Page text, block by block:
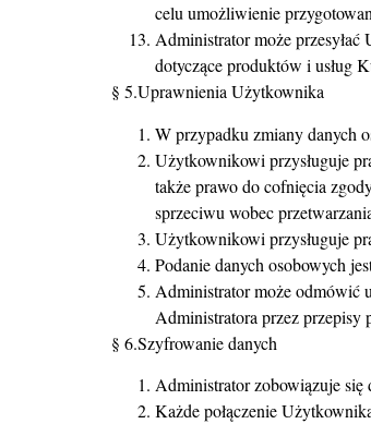
celu umożliwienie
Administrator może
dotyczące produktów i usług
§ 5.Uprawnienia Użytkownika
W przypadku zmiany danych
Użytkownikowi przysługuje
także prawo do cofnięcia
sprzeciwu wobec
Użytkownikowi przysługuje
Podanie danych osobowych
Administrator może odmówić
Administratora przez przepisy
§ 6.Szyfrowanie danych
Administrator zobowiązuje się
Każde połączenie